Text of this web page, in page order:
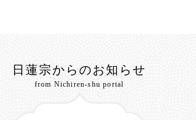
日蓮宗からのお知らせ
from Nichiren-shu portal